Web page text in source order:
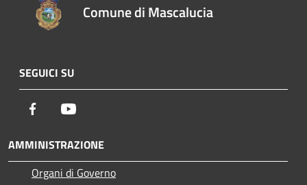
Comune di Mascalucia
SEGUICI SU
Facebook
AMMINISTRAZIONE
Organi di Governo